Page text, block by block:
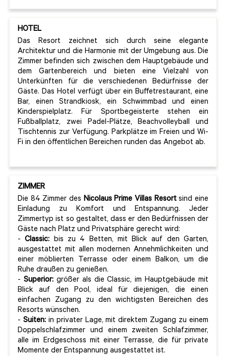
HOTEL
Das Resort zeichnet sich durch seine elegante
Architektur und die Harmonie mit der Umgebung aus. Die
Zimmer befinden sich zwischen dem Hauptgebäude und
dem Gartenbereich und bieten eine Vielzahl von
Unterkünften für die verschiedenen Bedürfnisse der
Gäste. Das Hotel verfügt über ein Buffetrestaurant, eine
Bar, einen Strandkiosk, ein Schwimmbad und einen
Kinderspielplatz. Für Sportbegeisterte stehen ein
Fußballplatz, zwei Padel-Plätze, Beachvolleyball und
Tischtennis zur Verfügung. Parkplätze im Freien und Wi-
Fi in den öffentlichen Bereichen runden das Angebot ab.
ZIMMER
Die 84 Zimmer des Nicolaus Prime Villas Resortsind eine
Einladung zu Komfort und Entspannung. Jeder
Zimmertyp ist so gestaltet, dass er den Bedürfnissen der
Gäste nach Platz und Privatsphäre gerecht wird:
-Classic: bis zu 4 Betten, mit Blick auf den Garten,
ausgestattet mit allen modernen Annehmlichkeiten und
einer möblierten Terrasse oder einem Balkon, um die
Ruhe draußen zu genießen.
- Superior:größer als die Classic, im Hauptgebäude mit
Blick auf den Pool, ideal für diejenigen, die einen
einfachen Zugang zu den wichtigsten Bereichen des
Resorts wünschen.
- Suiten:in privater Lage, mit direktem Zugang zu einem
Doppelschlafzimmer und einem zweiten Schlafzimmer,
alle im Erdgeschoss mit einer Terrasse, die für private
Momente der Entspannung ausgestattet ist.